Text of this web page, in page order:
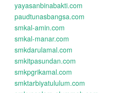
yayasanbinabakti.com
paudtunasbangsa.com
smkal-amin.com
smkal-manar.com
smkdarulamal.com
smkitpasundan.com
smkpgrikamal.com
smktarbiyatululum.com